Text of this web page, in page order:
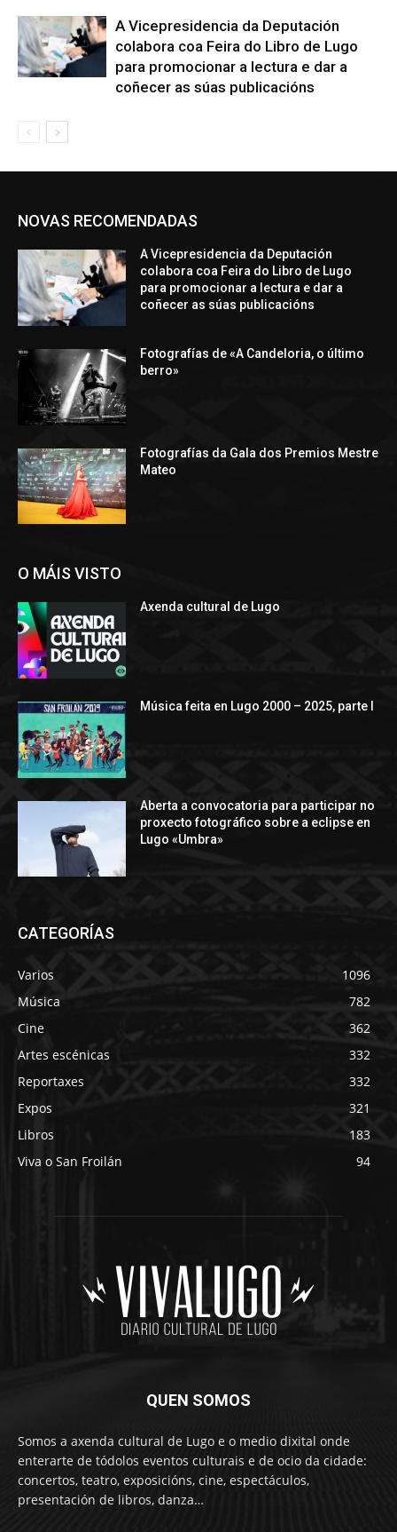
A Vicepresidencia da Deputación
colabora coa Feira do Libro de Lugo
para promocionar a lectura e dar a
coñecer as súas publicacións
NOVAS RECOMENDADAS
A Vicepresidencia da Deputación
colabora coa Feira do Libro de Lugo
para promocionar a lectura e dar a
coñecer as súas publicacións
Fotografías de «A Candeloria, o último
berro»
Fotografías da Gala dos Premios Mestre
Mateo
O MÁIS VISTO
Axenda cultural de Lugo
Música feita en Lugo 2000 – 2025, parte I
Aberta a convocatoria para participar no
proxecto fotográfico sobre a eclipse en
Lugo «Umbra»
CATEGORÍAS
Varios
1096
Música
782
Cine
362
Artes escénicas
332
Reportaxes
332
Expos
321
Libros
183
Viva o San Froilán
94
QUEN SOMOS
Somos a axenda cultural de Lugo e o medio dixital onde
enterarte de tódolos eventos culturais e de ocio da cidade:
concertos, teatro, exposicións, cine, espectáculos,
presentación de libros, danza…